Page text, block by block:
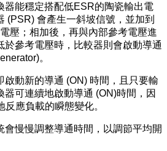
器能穩定搭配低ESR的陶瓷輸出電
(PSR) 會產生一斜坡信號，並加到
壓；相加後，再與內部參考電壓進
於參考電壓時，比較器則會啟動導通
。
啟動新的導通 (ON) 時間，且只要輸
器可連續地啟動導通 (ON)時間，因
應負載的瞬態變化。
會慢慢調整導通時間，以調節平均開